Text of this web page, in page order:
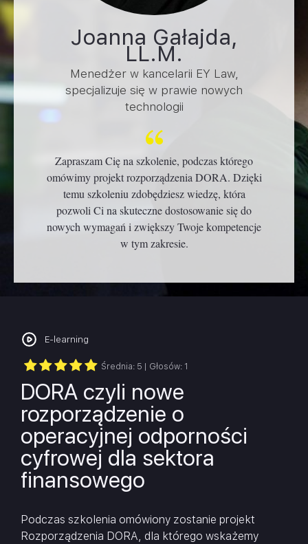
Joanna Gałajda,
LL.M.
Menedżer w kancelarii EY Law,
specjalizuje się w prawie nowych
technologii
Zapraszam Cię na szkolenie, podczas którego
omówimy projekt rozporządzenia DORA. Dzięki
temu szkoleniu zdobędziesz wiedzę, która
pozwoli Ci na skuteczne dostosowanie się do
nowych wymagań i zwiększy Twoje kompetencje
w tym zakresie.
E-learning
Średnia: 5 | Głosów: 1
DORA czyli nowe
rozporządzenie o
operacyjnej odporności
cyfrowej dla sektora
finansowego
Podczas szkolenia omówiony zostanie projekt
Rozporządzenia DORA, dla którego wskażemy